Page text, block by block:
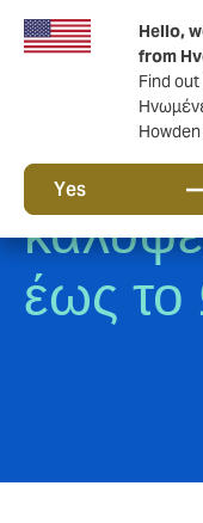
Hello,
from
Find
Yes
έως